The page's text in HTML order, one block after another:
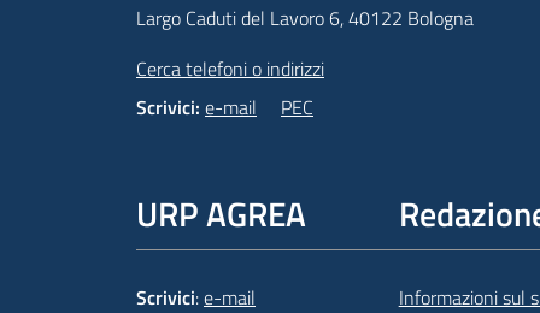
Largo Caduti del Lavoro 6, 40122 Bologna
Cerca telefoni o indirizzi
Scrivici: e-mail PEC
URP AGREA
Scrivici:e-mail
Informazioni sul